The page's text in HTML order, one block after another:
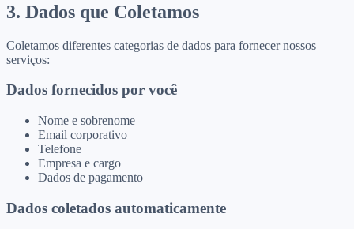
3. Dados que Coletamos
Coletamos diferentes categorias de dados para fornecer nossos
serviços:
Dados fornecidos por você
Nome e sobrenome
Email corporativo
Telefone
Empresa e cargo
Dados de pagamento
Dados coletados automaticamente